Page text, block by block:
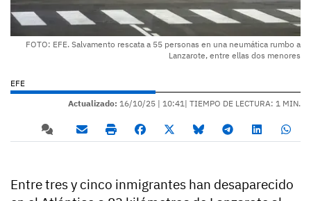
FOTO: EFE. Salvamento rescata a 55 personas en una neumática rumbo a
Lanzarote, entre ellas dos menores
EFE
Actualizado: 16/10/25 | 10:41 | TIEMPO DE LECTURA: 1 MIN.
Entre tres y cinco inmigrantes han desaparecido